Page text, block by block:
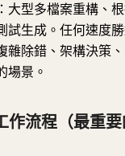
大型多檔案重構、
試生成。任何速度
雜除錯、架構決策
場景。
流程（最重要